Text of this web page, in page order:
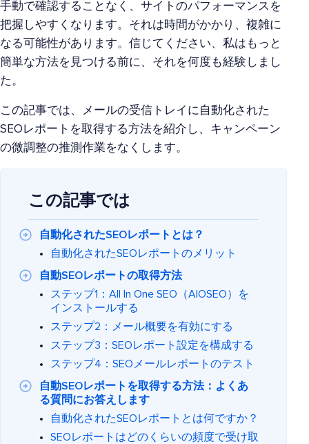
手動で確認することなく、サイトのパフォーマンスを
把握しやすくなります。それは時間がかかり、複雑に
なる可能性があります。信じてください、私はもっと
簡単な方法を見つける前に、それを何度も経験しまし
た。
この記事では、メールの受信トレイに自動化された
SEOレポートを取得する方法を紹介し、キャンペーン
の微調整の推測作業をなくします。
この記事では
自動化されたSEOレポートとは？
自動化されたSEOレポートのメリット
自動SEOレポートの取得方法
ステップ1：All In One SEO（AIOSEO）を
インストールする
ステップ2：メール概要を有効にする
ステップ3：SEOレポート設定を構成する
ステップ4：SEOメールレポートのテスト
自動SEOレポートを取得する方法：よくあ
る質問にお答えします
自動化されたSEOレポートとは何ですか？
SEOレポートはどのくらいの頻度で受け取